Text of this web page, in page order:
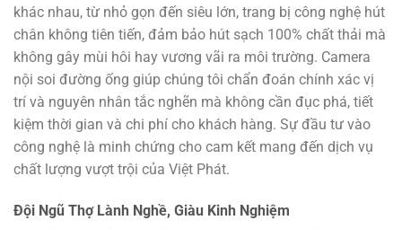
khác nhau, từ nhỏ gọn đến siêu lớn, trang bị công nghệ hút
chân không tiên tiến, đảm bảo hút sạch 100% chất thải mà
không gây mùi hôi hay vương vãi ra môi trường. Camera
nội soi đường ống giúp chúng tôi chẩn đoán chính xác vị
trí và nguyên nhân tắc nghẽn mà không cần đục phá, tiết
kiệm thời gian và chi phí cho khách hàng. Sự đầu tư vào
công nghệ là minh chứng cho cam kết mang đến dịch vụ
chất lượng vượt trội của Việt Phát.
Đội Ngũ Thợ Lành Nghề, Giàu Kinh Nghiệm